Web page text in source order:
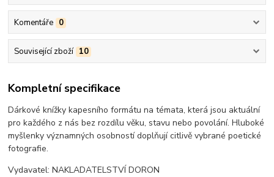
Komentáře 0
Související zboží 10
Kompletní specifikace
Dárkové knížky kapesního formátu na témata, která jsou aktuální
pro každého z nás bez rozdílu věku, stavu nebo povolání. Hluboké
myšlenky významných osobností doplňují citlivě vybrané poetické
fotografie.
Vydavatel: NAKLADATELSTVÍ DORON